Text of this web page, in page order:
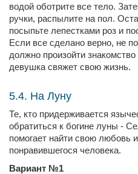
водой оботрите все тело.
ручки, распылите на пол.
посыпьте лепестками роз и
Если все сделано верно, не
должно произойти
девушка свяжет свою жизнь.
5.4. На Луну
Те, кто придерживается
обратиться к богине луны -
помогает найти свою любовь
понравившегося человека.
Вариант №1